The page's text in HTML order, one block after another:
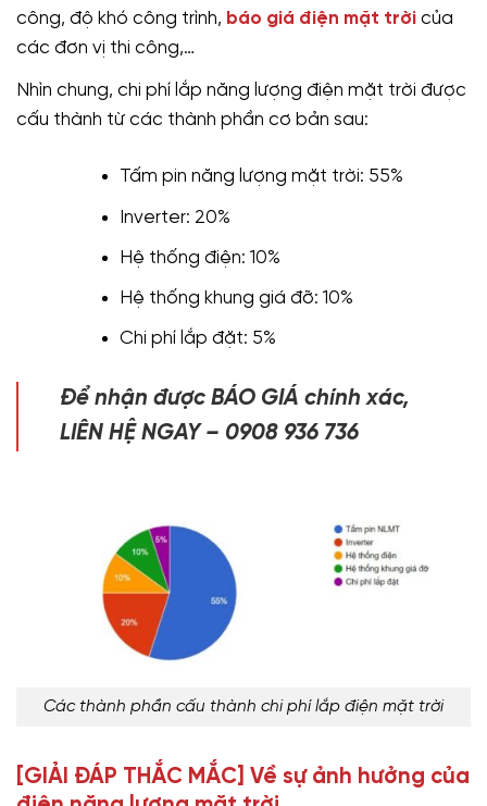
công, độ khó công trình, báo giá điện mặt trời của
các đơn vị thi công,…
Nhìn chung, chi phí lắp năng lượng điện mặt trời được
cấu thành từ các thành phần cơ bản sau:
Tấm pin năng lượng mặt trời: 55%
Inverter: 20%
Hệ thống điện: 10%
Hệ thống khung giá đỡ: 10%
Chi phí lắp đặt: 5%
Để nhận được BÁO GIÁ chính xác,
LIÊN HỆ NGAY – 0908 936 736
Các thành phần cấu thành chi phí lắp điện mặt trời
[GIẢI ĐÁP THẮC MẮC] Về sự ảnh hưởng của